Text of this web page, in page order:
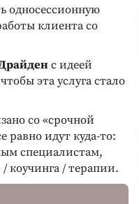
односессионную
клиента со
с идеей
эта услуга стало
со «срочной
идут куда-то:
специалистам,
коучинга / терапии.
Реклама